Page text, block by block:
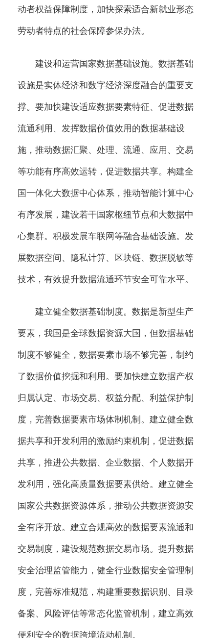
动者权益保障制度，加快探索适合新就业形态
劳动者特点的社会保障参保办法。
建设和运营国家数据基础设施。数据基础
设施是实体经济和数字经济深度融合的重要支
撑。要加快建设适应数据要素特征、促进数据
流通利用、发挥数据价值效用的数据基础设
施，推动数据汇聚、处理、流通、应用、交易
等功能有序高效运转，促进数据共享。构建全
国一体化大数据中心体系，推动智能计算中心
有序发展，建设若干国家枢纽节点和大数据中
心集群。积极发展车联网等融合基础设施。发
展数据空间、隐私计算、区块链、数据脱敏等
技术，有效提升数据流通环节安全可靠水平。
建立健全数据基础制度。数据是新型生产
要素，我国是全球数据资源大国，但数据基础
制度不够健全，数据要素市场不够完善，制约
了数据价值挖掘和利用。要加快建立数据产权
归属认定、市场交易、权益分配、利益保护制
度，完善数据要素市场体制机制。建立健全数
据共享和开发利用的激励约束机制，促进数据
共享，推进公共数据、企业数据、个人数据开
发利用，强化高质量数据要素供给。建立健全
国家公共数据资源体系，推动公共数据资源安
全有序开放。建立合规高效的数据要素流通和
交易制度，建设规范数据交易市场。提升数据
安全治理监管能力，健全行业数据安全管理制
度，完善标准规范，构建重要数据识别、目录
备案、风险评估等常态化监管机制，建立高效
便利安全的数据跨境流动机制。